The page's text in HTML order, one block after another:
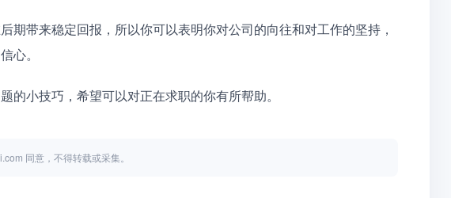
期带来稳定回报，所以你可以表明你对公司的向往和对工作的坚持，
心。
的小技巧，希望可以对正在求职的你有所帮助。
同意，不得转载或采集。